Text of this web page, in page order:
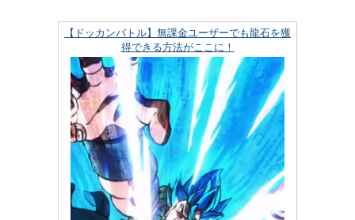
【ドッカンバトル】無課金ユーザーでも龍石を獲
得できる方法がここに！